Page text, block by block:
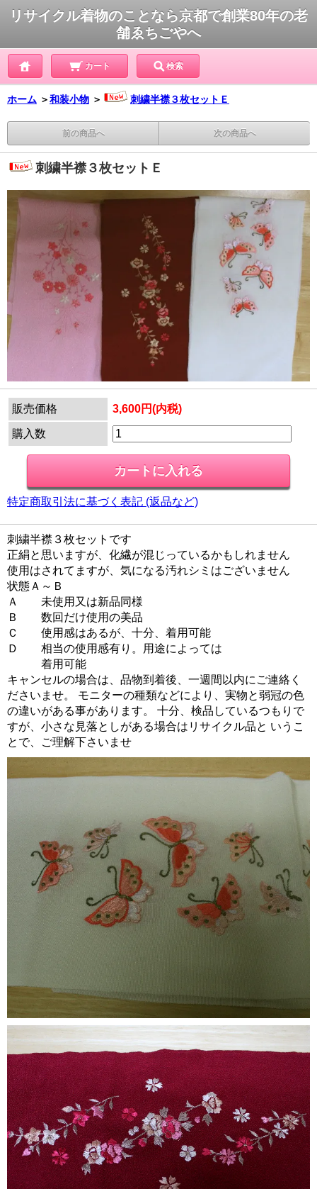
リサイクル着物のことなら京都で創業80年の老
舗ゑちごやへ
カート 検索
ホーム ＞和装小物 ＞ 刺繍半襟３枚セットＥ
前の商品へ 次の商品へ
刺繍半襟３枚セットＥ
販売価格 3,600円(内税)
購入数
特定商取引法に基づく表記 (返品など)
刺繍半襟３枚セットです
正絹と思いますが、化繊が混じっているかもしれません
使用はされてますが、気になる汚れシミはございません
状態Ａ～Ｂ
Ａ 未使用又は新品同様
Ｂ 数回だけ使用の美品
Ｃ 使用感はあるが、十分、着用可能
Ｄ 相当の使用感有り。用途によっては
着用可能
キャンセルの場合は、品物到着後、一週間以内にご連絡く
ださいませ。 モニターの種類などにより、実物と弱冠の色
の違いがある事があります。 十分、検品しているつもりで
すが、小さな見落としがある場合はリサイクル品と いうこ
とで、ご理解下さいませ